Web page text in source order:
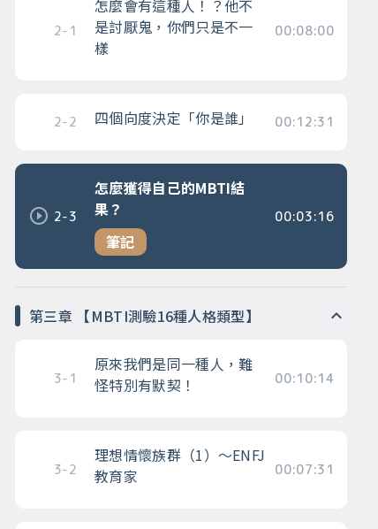
2-1
怎麼會有這種人！？他不
是討厭鬼，你們只是不一
樣
00:08:00
2-2 四個向度決定「你是誰」 00:12:31
2-3
怎麼獲得自己的MBTI結
果？
筆記
00:03:16
第三章 【MBTI測驗16種人格類型】
3-1
原來我們是同一種人，難
怪特別有默契！
00:10:14
3-2
理想情懷族群（1）～ENFJ
教育家
00:07:31